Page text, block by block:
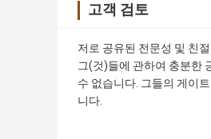
고객 검토
저로 공유된 전문성 및 친
그(것)들에 관하여 충분한
수 없습니다. 그들의 게이
니다.